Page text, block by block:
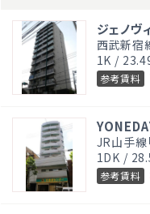
ジェノヴ
西武新宿
1K /
参考賃料
JR山手線
1DK /
参考賃料